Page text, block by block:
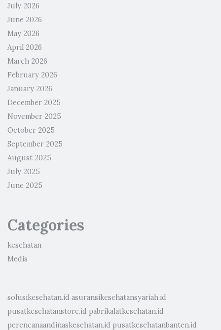
July 2026
June 2026
May 2026
April 2026
March 2026
February 2026
January 2026
December 2025
November 2025
October 2025
September 2025
August 2025
July 2025
June 2025
Categories
kesehatan
Medis
solusikesehatan.id asuransikesehatansyariah.id
pusatkesehatanstore.id pabrikalatkesehatan.id
perencanaandinaskesehatan.id pusatkesehatanbanten.id